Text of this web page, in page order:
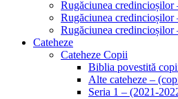
Rugăciunea credincioșilor
Rugăciunea credincioșilor
Rugăciunea credincioșilor
Cateheze
Cateheze Copii
Biblia povestită
Alte cateheze –
Seria 1 – (2021-